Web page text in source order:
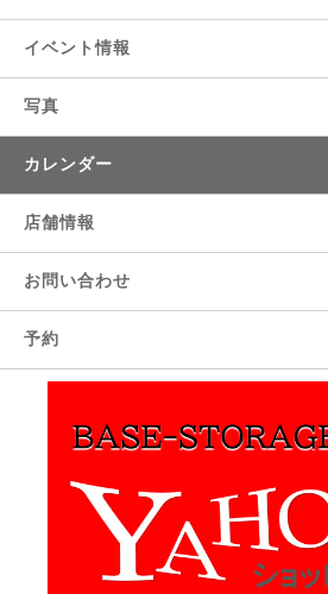
イベント情報
写真
カレンダー
店舗情報
お問い合わせ
予約